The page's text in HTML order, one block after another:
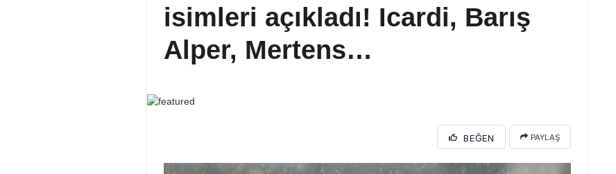
isimleri açıkladı! Icardi, Barış
Alper, Mertens…
BEĞEN PAYLAŞ